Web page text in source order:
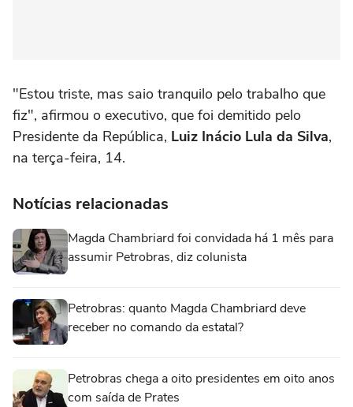
"Estou triste, mas saio tranquilo pelo trabalho que
fiz", afirmou o executivo, que foi demitido pelo
Presidente da República, Luiz Inácio Lula da Silva,
na terça-feira, 14.
Notícias relacionadas
Magda Chambriard foi convidada há 1 mês para
assumir Petrobras, diz colunista
Petrobras: quanto Magda Chambriard deve
receber no comando da estatal?
Petrobras chega a oito presidentes em oito anos
com saída de Prates